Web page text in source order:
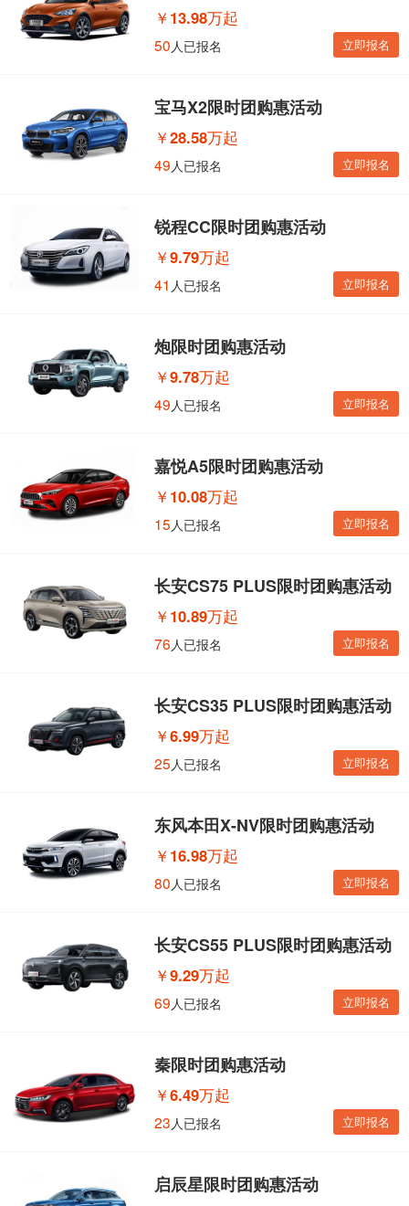
￥ 13.98万起
50 人已报名 立即报名
宝马X2限时团购惠活动
￥28.58万起
49 人已报名 立即报名
锐程CC限时团购惠活动
￥9.79万起
41 人已报名 立即报名
炮限时团购惠活动
￥9.78万起
49 人已报名 立即报名
嘉悦A5限时团购惠活动
￥ 10.08万起
15 人已报名 立即报名
长安CS75 PLUS限时团购惠活动
￥ 10.89万起
76 人已报名 立即报名
长安CS35 PLUS限时团购惠活动
￥6.99万起
25 人已报名 立即报名
东风本田X-NV限时团购惠活动
￥ 16.98万起
80 人已报名 立即报名
长安CS55 PLUS限时团购惠活动
￥9.29万起
69 人已报名 立即报名
秦限时团购惠活动
￥6.49万起
23 人已报名 立即报名
启辰星限时团购惠活动